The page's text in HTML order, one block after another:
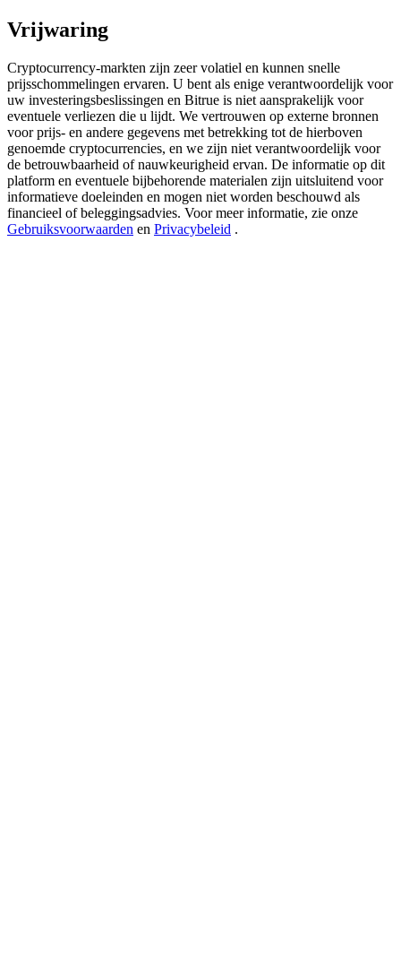
Register & Trade to Win 500,000 USDT
Precious Metals Trading Carnival
Trade Gold & Silver · 33,333 USDT Bonus
USDT New User Exclusive 10% APR
USDT Flexible Staking | Daily Rewards
Vrijwaring
Cryptocurrency-markten zijn zeer volatiel en kunnen snelle
prijsschommelingen ervaren. U bent als enige verantwoordelijk voor
uw investeringsbeslissingen en Bitrue is niet aansprakelijk voor
eventuele verliezen die u lijdt. We vertrouwen op externe bronnen
voor prijs- en andere gegevens met betrekking tot de hierboven
genoemde cryptocurrencies, en we zijn niet verantwoordelijk voor
de betrouwbaarheid of nauwkeurigheid ervan. De informatie op dit
platform en eventuele bijbehorende materialen zijn uitsluitend voor
informatieve doeleinden en mogen niet worden beschouwd als
financieel of beleggingsadvies. Voor meer informatie, zie onze
Gebruiksvoorwaarden en Privacybeleid .